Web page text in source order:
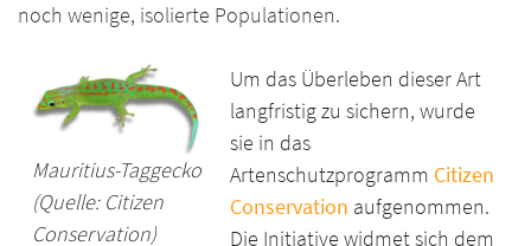
noch wenige, isolierte Populationen.
Mauritius-Taggecko
(Quelle: Citizen
Conservation)
Um das Überleben dieser Art
langfristig zu sichern, wurde
sie in das
Artenschutzprogramm Citizen
Conservation aufgenommen.
Die Initiative widmet sich dem